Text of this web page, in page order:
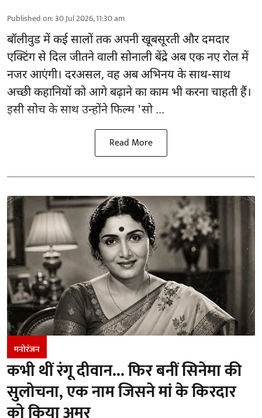
Published on:30 Jul 2026, 11:30 am
बॉलीवुडमें कई सालों तक अपनी खूबसूरती और दमदार
एक्टिंग से दिल जीतने वाली सोनाली बेंद्रे अब एक नए रोल में
नजर आएंगी। दरअसल, वह अब अभिनय के साथ-साथ
अच्छी कहानियों को आगे बढ़ाने का काम भी करना चाहती हैं।
इसी सोच के साथ उन्होंने फिल्म 'सो ...
Read More
मनोरंजन
कभी थीं रंगू दीवान... फिर बनीं सिनेमा की
सुलोचना, एक नाम जिसने मां के किरदार